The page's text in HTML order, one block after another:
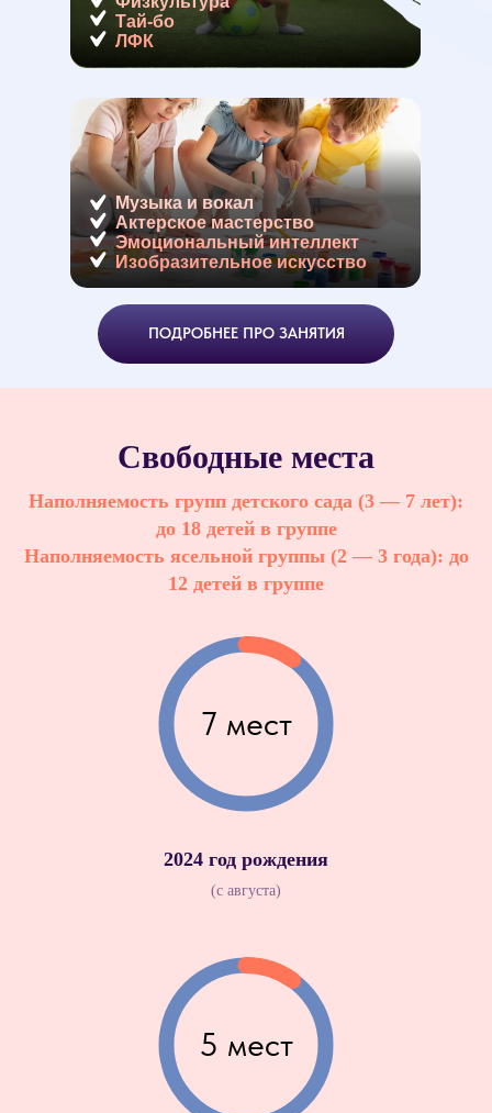
Тай-бо
ЛФК
Музыка и вокал
Актерское мастерство
Эмоциональный интеллект
Изобразительное искусство
ПОДРОБНЕЕ ПРО ЗАНЯТИЯ
Свободные места
Наполняемость групп детского сада (3 — 7 лет):
до 18 детей в группе
Наполняемость ясельной группы (2 — 3 года): до
12 детей в группе
7 мест
2024 год рождения
(с августа)
5 мест